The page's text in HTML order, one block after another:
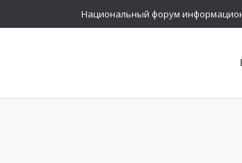
Национальный форум